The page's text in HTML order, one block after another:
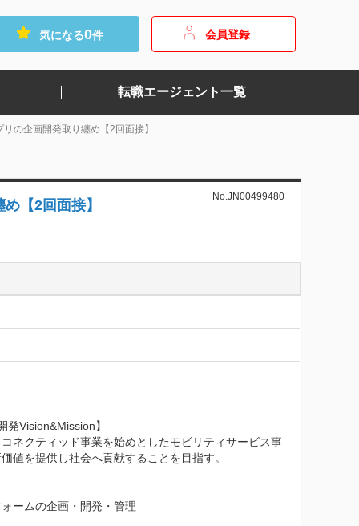
気になる0件 会員登録
転職エージェント一覧
の企画開発取り纏め【2回面接】
【2回面接】
No.JN00499480
Vision&Mission】
ネクティッド事業を始めとしたモビリティサービス事
値を提供し社会へ貢献することを目指す。
ームの企画・開発・管理